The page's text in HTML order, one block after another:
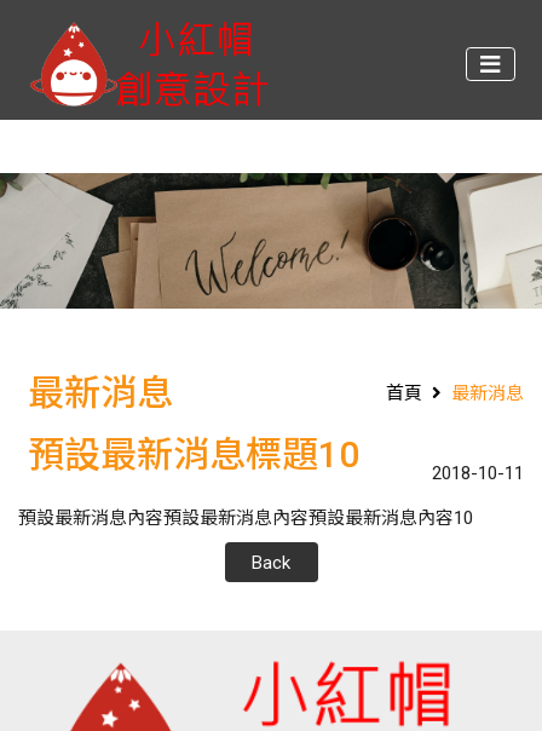
最新消息 首頁 最新消息
預設最新消息標題10 2018-10-11
預設最新消息內容預設最新消息內容預設最新消息內容10
Back